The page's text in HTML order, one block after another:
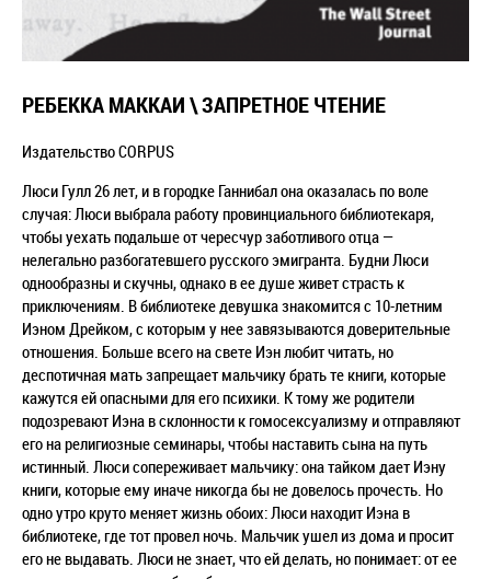
РЕБЕККА МАККАИ \ ЗАПРЕТНОЕ ЧТЕНИЕ
Издательство CORPUS
Люси Гулл 26 лет, и в городке Ганнибал она оказалась по воле
случая: Люси выбрала работу провинциального библиотекаря,
чтобы уехать подальше от чересчур заботливого отца —
нелегально разбогатевшего русского эмигранта. Будни Люси
однообразны и скучны, однако в ее душе живет страсть к
приключениям. В библиотеке девушка знакомится с 10-летним
Иэном Дрейком, с которым у нее завязываются доверительные
отношения. Больше всего на свете Иэн любит читать, но
деспотичная мать запрещает мальчику брать те книги, которые
кажутся ей опасными для его психики. К тому же родители
подозревают Иэна в склонности к гомосексуализму и отправляют
его на религиозные семинары, чтобы наставить сына на путь
истинный. Люси сопереживает мальчику: она тайком дает Иэну
книги, которые ему иначе никогда бы не довелось прочесть. Но
одно утро круто меняет жизнь обоих: Люси находит Иэна в
библиотеке, где тот провел ночь. Мальчик ушел из дома и просит
его не выдавать. Люси не знает, что ей делать, но понимает: от ее